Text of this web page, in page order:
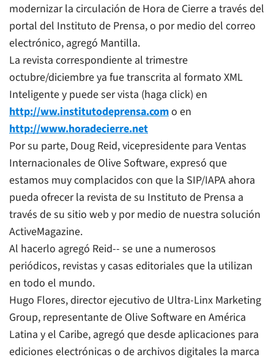
modernizar la circulación de Hora de Cierre a través del
portal del Instituto de Prensa, o por medio del correo
electrónico, agregó Mantilla.
La revista correspondiente al trimestre
octubre/diciembre ya fue transcrita al formato XML
Inteligente y puede ser vista (haga click) en
http://ww.institutodeprensa.como en
http://www.horadecierre.net
Por su parte, Doug Reid, vicepresidente para Ventas
Internacionales de Olive Software, expresó que
estamos muy complacidos con que la SIP/IAPA ahora
pueda ofrecer la revista de su Instituto de Prensa a
través de su sitio web y por medio de nuestra solución
ActiveMagazine.
Al hacerlo agregó Reid-- se une a numerosos
periódicos, revistas y casas editoriales que la utilizan
en todo el mundo.
Hugo Flores, director ejecutivo de Ultra-Linx Marketing
Group, representante de Olive Software en América
Latina y el Caribe, agregó que desde aplicaciones para
ediciones electrónicas o de archivos digitales la marca